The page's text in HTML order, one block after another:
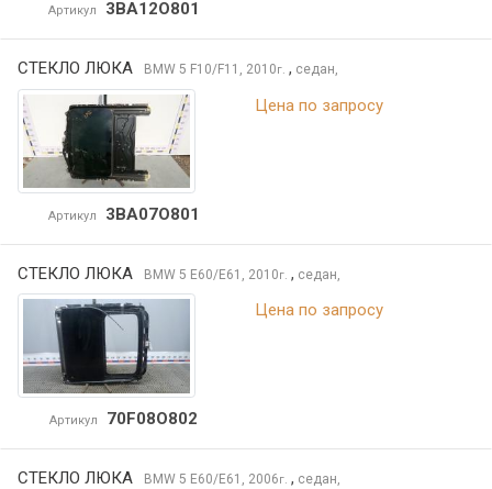
Артикул 3BA12O801
СТЕКЛО ЛЮКА BMW 5 F10/F11, 2010г. , седан,
Артикул 3BA07O801
Цена по запросу
СТЕКЛО ЛЮКА BMW 5 E60/E61, 2010г. , седан,
Артикул 70F08O802
Цена по запросу
СТЕКЛО ЛЮКА BMW 5 E60/E61, 2006г. , седан,